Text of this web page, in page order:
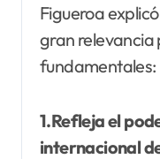
Figueroa
gran relevancia
fundamentales:
1.Refleja el
internacional